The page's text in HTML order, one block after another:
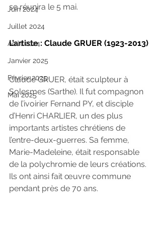
Juin 2024
Juillet 2024
Août 2024
Janvier 2025
Février 2025
Mai 2025
se réunira le 5 mai.
L’artiste : Claude GRUER (1923-2013)
Claude GRUER, était sculpteur à
Solesmes (Sarthe). Il fut compagnon
de l’ivoirier Fernand PY, et disciple
d’Henri CHARLIER, un des plus
importants artistes chrétiens de
l’entre-deux-guerres. Sa femme,
Marie-Madeleine, était responsable
de la polychromie de leurs créations.
Ils ont ainsi fait œuvre commune
pendant près de 70 ans.